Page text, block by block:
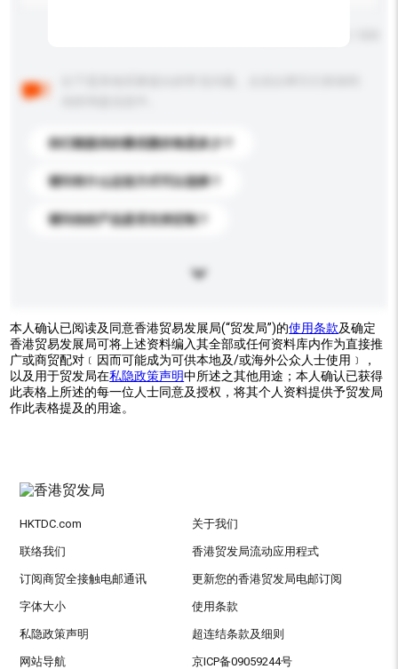
你们能提供的最优惠价格是多少？
请问有什么运送方式可以选择？
请问你的产品是否支持定制？
本人确认已阅读及同意香港贸易发展局(“贸发局”)的使用条款及确定
香港贸易发展局可将上述资料编入其全部或任何资料库内作为直接推
广或商贸配对﹝因而可能成为可供本地及/或海外公众人士使用﹞，
以及用于贸发局在私隐政策声明中所述之其他用途；本人确认已获得
此表格上所述的每一位人士同意及授权，将其个人资料提供予贸发局
作此表格提及的用途。
HKTDC.com 关于我们
联络我们 香港贸发局流动应用程式
订阅商贸全接触电邮通讯 更新您的香港贸发局电邮订阅
字体大小 使用条款
私隐政策声明 超连结条款及细则
网站导航 京ICP备09059244号